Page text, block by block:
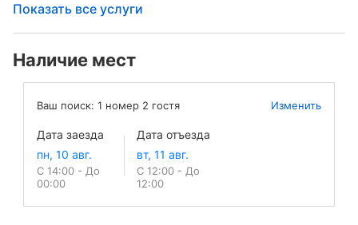
Показать все услуги
Наличие мест
Ваш поиск: 1 номер 2 гостя Изменить
Дата заезда
С 14:00 - До
00:00
Дата отъезда
С 12:00 - До
12:00